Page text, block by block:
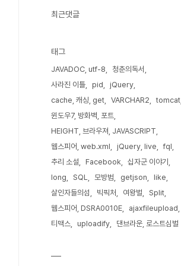
최근댓글
태그
JAVADOC, utf-8
청춘의독서
사라진 이틀
pid
jQuery
cache, 캐싱, get
VARCHAR2
tomcat
윈도우7, 방화벽, 포트
HEIGHT, 브라우져, JAVASCRIPT
웹스피어, web.xml
jQuery, live
fql
추리 소설
Facebook
십자군 이야기
long
SQL 모방범 getjson
like
살인자들의섬
빅픽처 여왕벌
Split
웹스피어, DSRA0010E
ajaxfileupload
티맥스
uploadify 댄브라운, 로스트심벌